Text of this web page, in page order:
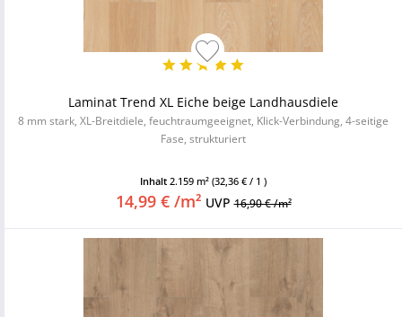
Laminat Trend XL Eiche beige Landhausdiele
8 mm stark, XL-Breitdiele, feuchtraumgeeignet, Klick-Verbindung, 4-seitige
Fase, strukturiert
Inhalt 2.159 m² (32,36 € / 1 )
14,99 € /m² UVP16,90 € /m²